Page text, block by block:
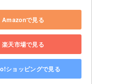
Amazonで見る
楽天市場で見る
ショッピングで見る